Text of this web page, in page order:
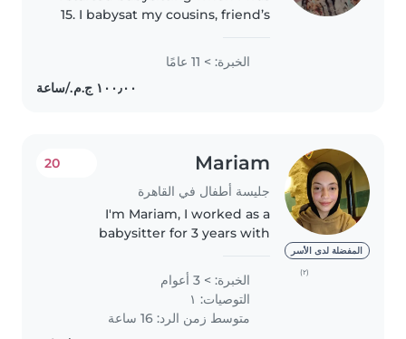
15. I babysat my cousins, friend’s
children. At the moment I’m a
primary school teacher. In my
free time I would like to..
الخبرة: > 11 عامًا
المفضلة لدى الأسر
(٢)
Mariam
جليسة أطفال في القاهرة
20
I'm Mariam, I worked as a
babysitter for 3 years with
7 years. I'm very good at
childcare. I can speak English. I
can work 8 to 10 hours a day. It's..
الخبرة: > 3 أعوام
التوصيات: ١
متوسط زمن الرد: 16 ساعة